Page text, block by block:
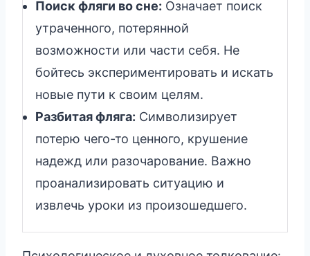
Поиск фляги во сне: Означает поиск
утраченного, потерянной
возможности или части себя. Не
бойтесь экспериментировать и искать
новые пути к своим целям.
Разбитая фляга: Символизирует
потерю чего-то ценного, крушение
надежд или разочарование. Важно
проанализировать ситуацию и
извлечь уроки из произошедшего.